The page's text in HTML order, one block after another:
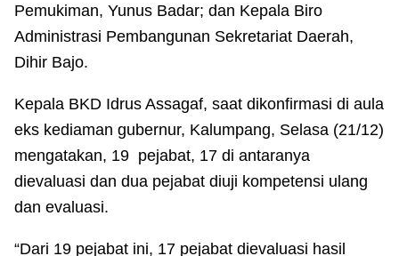
Pemukiman, Yunus Badar; dan Kepala Biro
Administrasi Pembangunan Sekretariat Daerah,
Dihir Bajo.
Kepala BKD Idrus Assagaf, saat dikonfirmasi di aula
eks kediaman gubernur, Kalumpang, Selasa (21/12)
mengatakan, 19 pejabat, 17 di antaranya
dievaluasi dan dua pejabat diuji kompetensi ulang
dan evaluasi.
“Dari 19 pejabat ini, 17 pejabat dievaluasi hasil